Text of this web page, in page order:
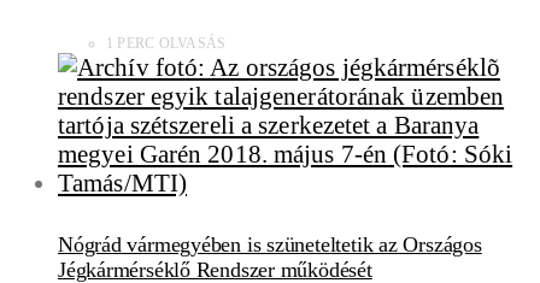
1 PERC OLVASÁS
Nógrád vármegyében is szüneteltetik az Országos
Jégkármérséklő Rendszer működését